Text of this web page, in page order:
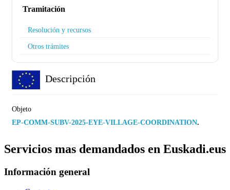
Tramitación
Resolución y recursos
Otros trámites
Descripción
Objeto
EP-COMM-SUBV-2025-EYE-VILLAGE-COORDINATION.
Servicios mas demandados en Euskadi.eus
Información general